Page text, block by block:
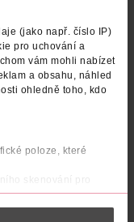
(jako např. číslo IP)
pro uchování a
vám mohli nabízet
a obsahu, náhled
ohledně toho, kdo
poloze, které
skenování pro
údaje, a nastavte